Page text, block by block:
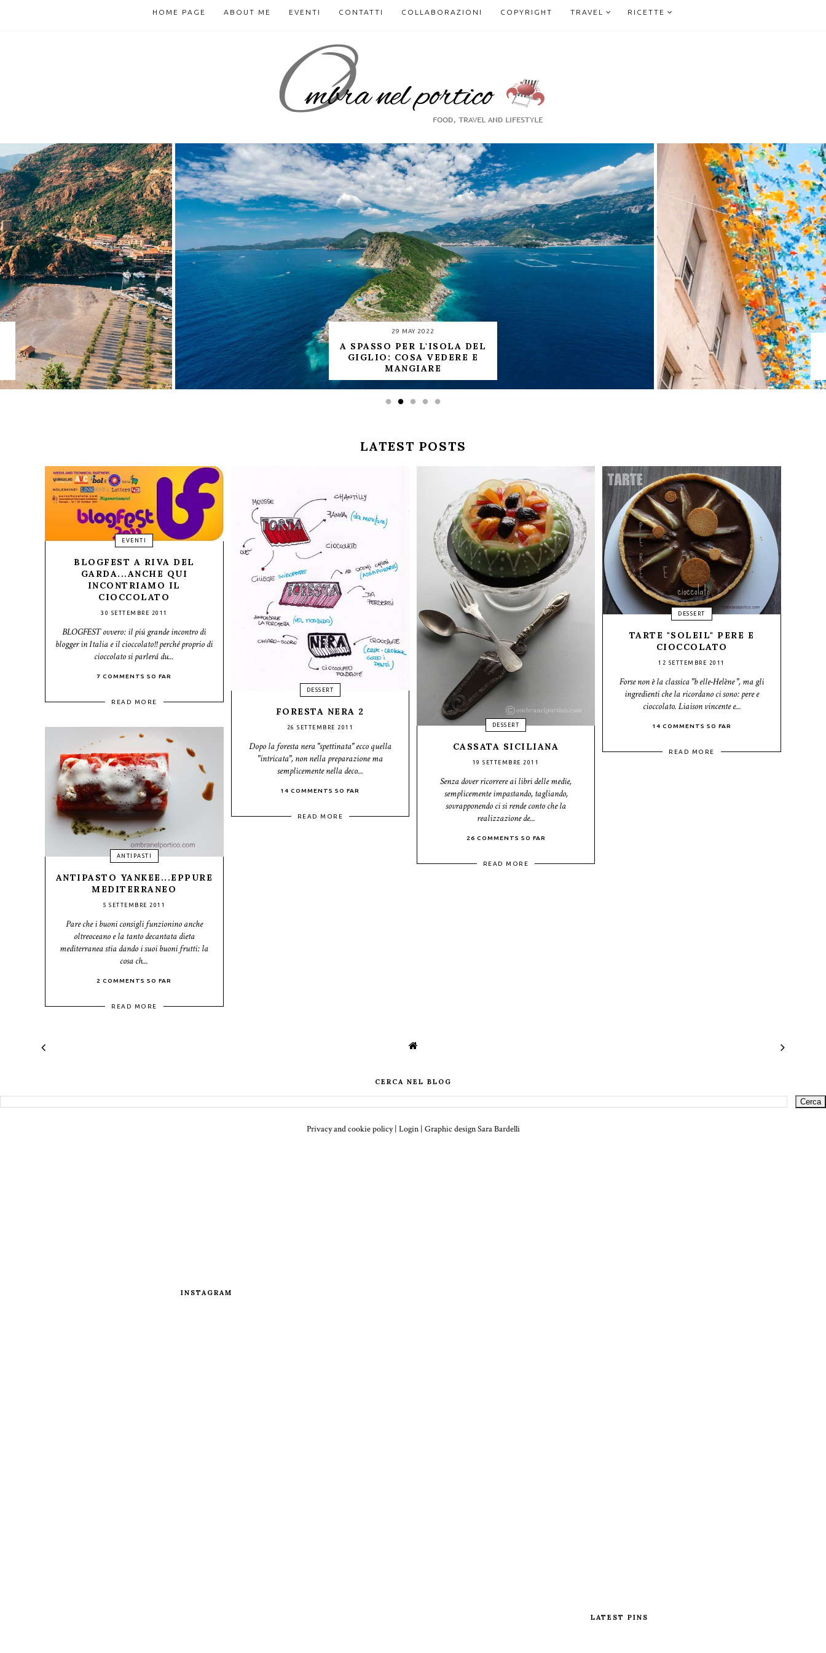
HOME PAGE ABOUT ME EVENTI CONTATTI COLLABORAZIONI COPYRIGHT TRAVEL RICETTE
29 MAY 2022
A SPASSO PER L'ISOLA DEL
GIGLIO: COSA VEDERE E
MANGIARE
LATEST POSTS
EVENTI
BLOGFEST A RIVA DEL
GARDA...ANCHE QUI
INCONTRIAMO IL
CIOCCOLATO
30 SETTEMBRE 2011
BLOGFEST ovvero: il piú grande incontro di
blogger in Italia e il cioccolato!! perché proprio di
cioccolato si parlerá du...
7 COMMENTS SO FAR
READ MORE
DESSERT
FORESTA NERA 2
26 SETTEMBRE 2011
Dopo la foresta nera "spettinata" ecco quella
"intricata", non nella preparazione ma
semplicemente nella deco...
14 COMMENTS SO FAR
READ MORE
DESSERT
CASSATA SICILIANA
19 SETTEMBRE 2011
Senza dover ricorrere ai libri delle medie,
semplicemente impastando, tagliando,
sovrapponendo ci si rende conto che la
realizzazione de...
26 COMMENTS SO FAR
READ MORE
DESSERT
TARTE "SOLEIL" PERE E
CIOCCOLATO
12 SETTEMBRE 2011
Forse non è la classica "b elle-Helène ", ma gli
ingredienti che la ricordano ci sono: pere e
cioccolato. Liaison vincente e...
14 COMMENTS SO FAR
READ MORE
ANTIPASTI
ANTIPASTO YANKEE...EPPURE
MEDITERRANEO
5 SETTEMBRE 2011
Pare che i buoni consigli funzionino anche
oltreoceano e la tanto decantata dieta
mediterranea stia dando i suoi buoni frutti: la
cosa ch...
2 COMMENTS SO FAR
READ MORE
CERCA NEL BLOG
Privacy and cookie policy| Login| Graphic designSara Bardelli
INSTAGRAM
LATEST PINS